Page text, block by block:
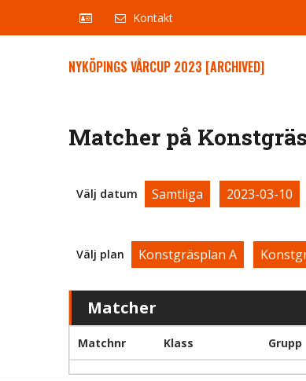
Kontakt
NYKÖPINGS VÅRCUP 2023 [ARCHIVED]
Matcher på
Välj datum Samtliga 2023-03-10
Välj plan Konstgräsplan A
Matcher
Matchnr Klass Grupp